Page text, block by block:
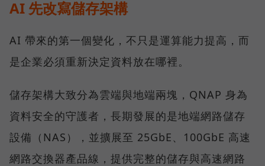
AI 先改寫儲存架構
AI 帶來的第一個變化，不只是運算能力提高，而
是企業必須重新決定資料放在哪裡。
儲存架構大致分為雲端與地端兩塊，QNAP 身為
資料安全的守護者，長期發展的是地端網路儲存
設備（NAS），並擴展至 25GbE、100GbE 高速
網路交換器產品線，提供完整的儲存與高速網路